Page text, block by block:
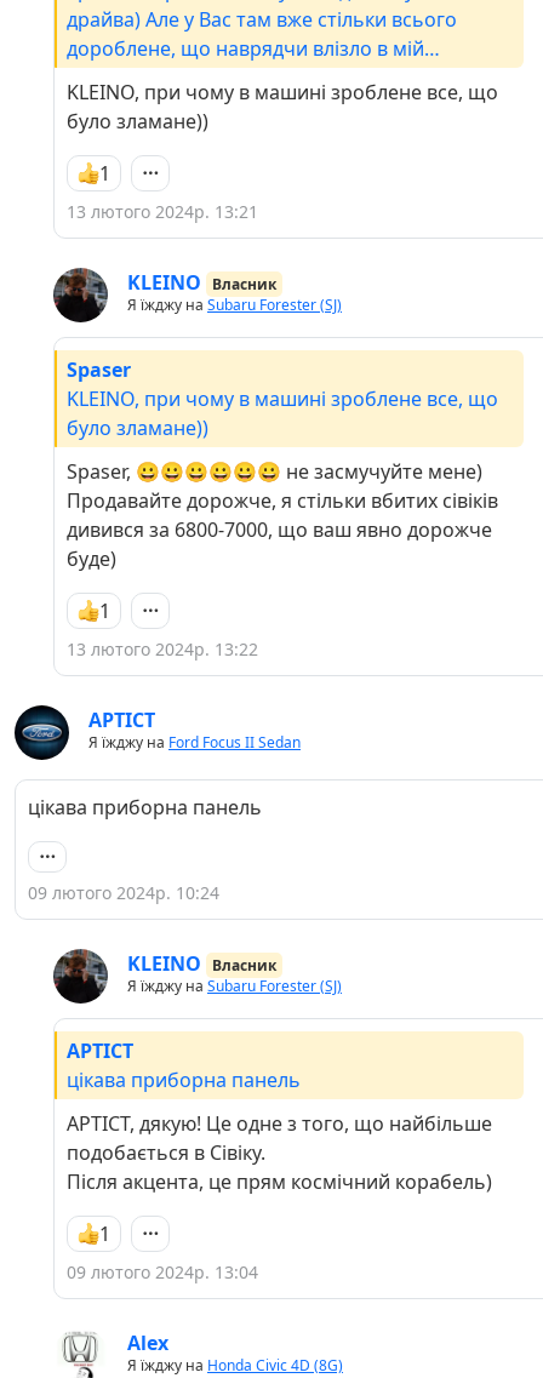
драйва) Але у Вас там вже стільки всього
дороблене, що наврядчи влізло в мій
бюджет)7200Але прибавляємо ще 300-500$ на
малярні роботи, скоро почну вести записи, як
руки дійдуть
KLEINO, при чому в машині зроблене все, що
було зламане))
1
13 лютого 2024р. 13:21
KLEINO
Власник
Я їжджу на Subaru Forester (SJ)
Spaser
KLEINO, при чому в машині зроблене все, що
було зламане))
Spaser, 😀😀😀😀😀😀 не засмучуйте мене)
Продавайте дорожче, я стільки вбитих сівіків
дивився за 6800-7000, що ваш явно дорожче
буде)
1
13 лютого 2024р. 13:22
APTICT
Я їжджу на Ford Focus II Sedan
цікава приборна панель
09 лютого 2024р. 10:24
KLEINO
Власник
Я їжджу на Subaru Forester (SJ)
APTICT
цікава приборна панель
APTICT, дякую! Це одне з того, що найбільше
подобається в Сівіку.
Після акцента, це прям космічний корабель)
1
09 лютого 2024р. 13:04
Alex
Я їжджу на Honda Civic 4D (8G)